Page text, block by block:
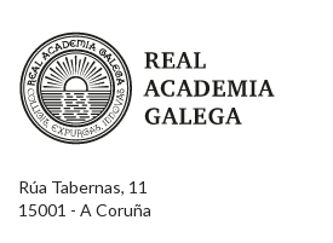
Real Academia Galega
Rúa Tabernas, 11
15001 - A Coruña